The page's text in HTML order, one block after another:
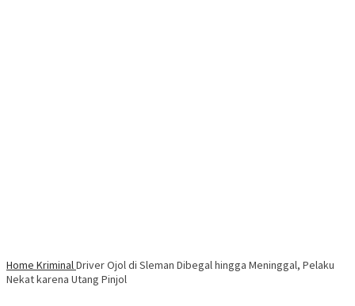
Home KriminalDriver Ojol di Sleman Dibegal hingga Meninggal, Pelaku
Nekat karena Utang Pinjol